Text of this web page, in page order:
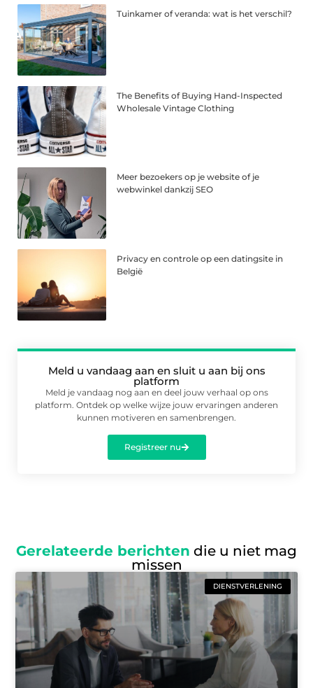
Tuinkamer of veranda: wat is het verschil?
The Benefits of Buying Hand-Inspected
Wholesale Vintage Clothing
Meer bezoekers op je website of je
webwinkel dankzij SEO
Privacy en controle op een datingsite in
België
Meld u vandaag aan en sluit u aan bij ons
platform
Meld je vandaag nog aan en deel jouw verhaal op ons
platform. Ontdek op welke wijze jouw ervaringen anderen
kunnen motiveren en samenbrengen.
Registreer nu
Gerelateerde berichten die u niet mag
missen
DIENSTVERLENING